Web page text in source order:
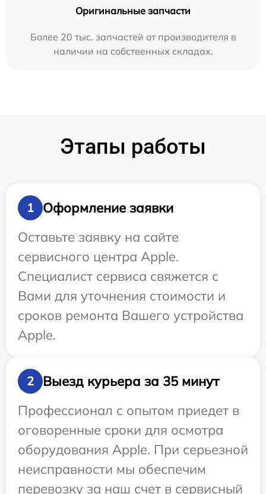
Оригинальные запчасти
Более 20 тыс. запчастей от производителя в
наличии на собственных складах.
Этапы работы
1
Оформление заявки
Оставьте заявку на сайте
сервисного центра Apple.
Специалист сервиса свяжется с
Вами для уточнения стоимости и
сроков ремонта Вашего устройства
Apple.
2
Выезд курьера за 35 минут
Профессионал с опытом приедет в
оговоренные сроки для осмотра
оборудования Apple. При серьезной
неисправности мы обеспечим
перевозку за наш счет в сервисный